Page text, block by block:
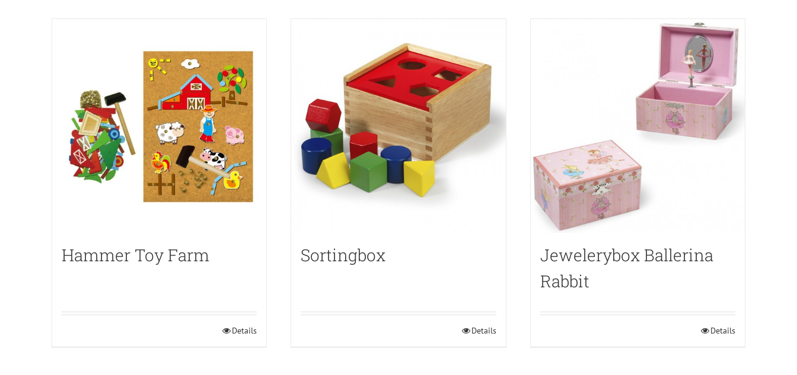
Hammer Toy Farm
Details
Sortingbox
Details
Jewelerybox Ballerina
Rabbit
Details